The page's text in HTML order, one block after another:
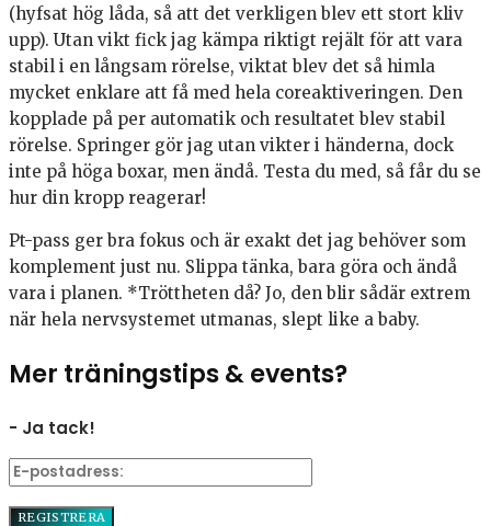
(hyfsat hög låda, så att det verkligen blev ett stort kliv
upp). Utan vikt fick jag kämpa riktigt rejält för att vara
stabil i en långsam rörelse, viktat blev det så himla
mycket enklare att få med hela coreaktiveringen. Den
kopplade på per automatik och resultatet blev stabil
rörelse. Springer gör jag utan vikter i händerna, dock
inte på höga boxar, men ändå. Testa du med, så får du se
hur din kropp reagerar!
Pt-pass ger bra fokus och är exakt det jag behöver som
komplement just nu. Slippa tänka, bara göra och ändå
vara i planen. *Tröttheten då? Jo, den blir sådär extrem
när hela nervsystemet utmanas, slept like a baby.
Mer träningstips & events?
- Ja tack!